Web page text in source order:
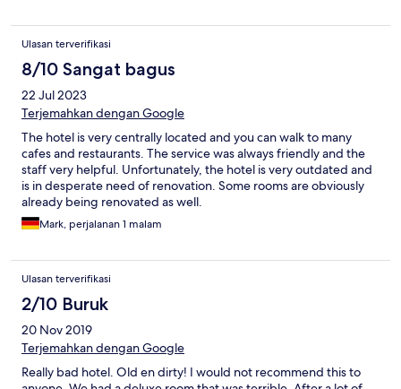
Ulasan terverifikasi
8/10 Sangat bagus
22 Jul 2023
Terjemahkan dengan Google
The hotel is very centrally located and you can walk to many
cafes and restaurants. The service was always friendly and the
staff very helpful. Unfortunately, the hotel is very outdated and
is in desperate need of renovation. Some rooms are obviously
already being renovated as well.
Mark, perjalanan 1 malam
Ulasan terverifikasi
2/10 Buruk
20 Nov 2019
Terjemahkan dengan Google
Really bad hotel. Old en dirty! I would not recommend this to